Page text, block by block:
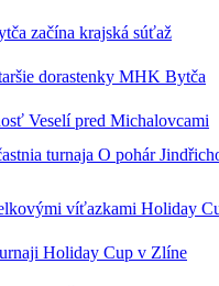
začína krajská súťaž
dorastenky MHK Bytča
Veselí pred Michalovcami
turnaja O pohár
víťazkami Holiday
Holiday Cup v Zlíne